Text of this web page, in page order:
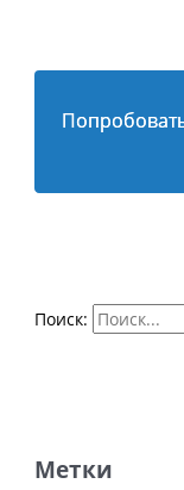
Поиск:
Метки